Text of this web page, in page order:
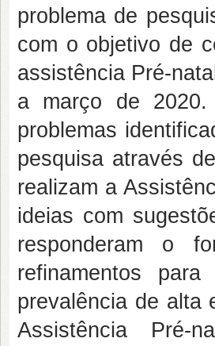
problema de
com o objetivo de
assistência Pré-
a março de
problemas
pesquisa através
realizam a
ideias com
responderam o
refinamentos
prevalência de alta
Assistência Pré-